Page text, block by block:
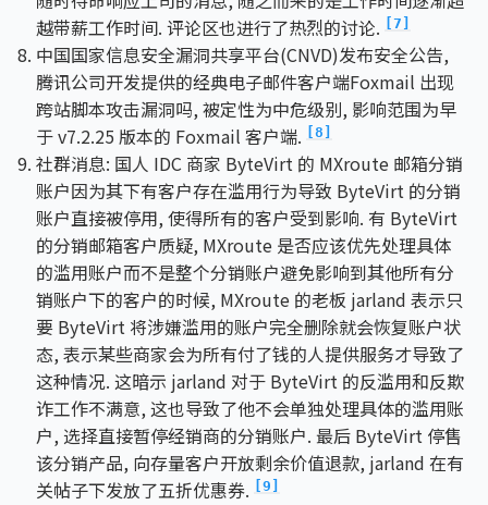
越带薪工作时间. 评论区也进行了热烈的讨论.
[7]
中国国家信息安全漏洞共享平台(CNVD)发布安全公告,
腾讯公司开发提供的经典电子邮件客户端Foxmail 出现
跨站脚本攻击漏洞吗, 被定性为中危级别, 影响范围为早
于 v7.2.25 版本的 Foxmail 客户端.
[8]
社群消息: 国人 IDC 商家 ByteVirt 的 MXroute 邮箱分销
账户因为其下有客户存在滥用行为导致 ByteVirt 的分销
账户直接被停用, 使得所有的客户受到影响. 有 ByteVirt
的分销邮箱客户质疑, MXroute 是否应该优先处理具体
的滥用账户而不是整个分销账户避免影响到其他所有分
销账户下的客户的时候, MXroute 的老板 jarland 表示只
要 ByteVirt 将涉嫌滥用的账户完全删除就会恢复账户状
态, 表示某些商家会为所有付了钱的人提供服务才导致了
这种情况. 这暗示 jarland 对于 ByteVirt 的反滥用和反欺
诈工作不满意, 这也导致了他不会单独处理具体的滥用账
户, 选择直接暂停经销商的分销账户. 最后 ByteVirt 停售
该分销产品, 向存量客户开放剩余价值退款, jarland 在有
关帖子下发放了五折优惠券.
[9]